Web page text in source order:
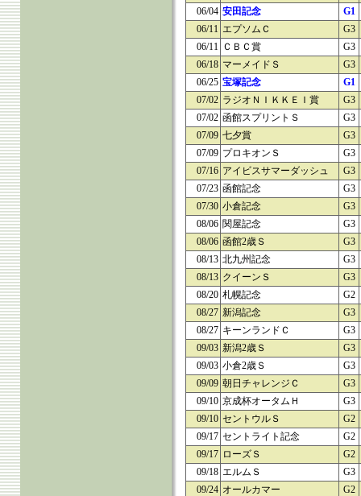
06/04 安田記念
G1
06/11 エプソムＣ
G3
06/11 ＣＢＣ賞
G3
06/18 マーメイドＳ
G3
06/25 宝塚記念
G1
07/02 ラジオＮＩＫＫＥＩ賞
G3
07/02 函館スプリントＳ
G3
07/09 七夕賞
G3
07/09 プロキオンＳ
G3
07/16 アイビスサマーダッシュ
G3
07/23 函館記念
G3
07/30 小倉記念
G3
08/06 関屋記念
G3
08/06 函館2歳Ｓ
G3
08/13 北九州記念
G3
08/13 クイーンＳ
G3
08/20 札幌記念
G2
08/27 新潟記念
G3
08/27 キーンランドＣ
G3
09/03 新潟2歳Ｓ
G3
09/03 小倉2歳Ｓ
G3
09/09 朝日チャレンジＣ
G3
09/10 京成杯オータムＨ
G3
09/10 セントウルＳ
G2
09/17 セントライト記念
G2
09/17 ローズＳ
G2
09/18 エルムＳ
G3
09/24 オールカマー
G2